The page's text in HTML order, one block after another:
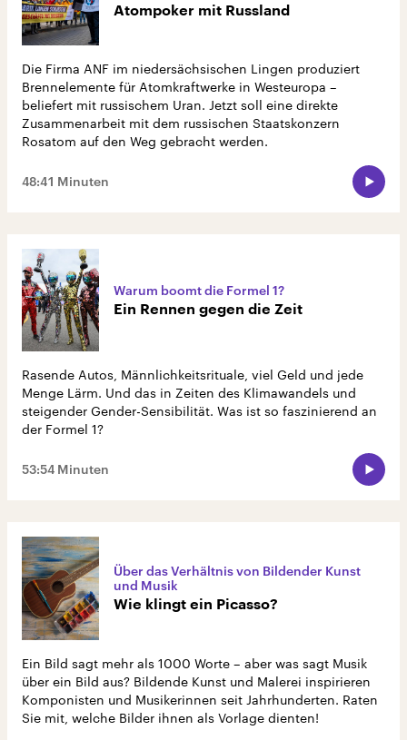
Atompoker mit Russland
Die Firma ANF im niedersächsischen Lingen produziert
Brennelemente für Atomkraftwerke in Westeuropa –
beliefert mit russischem Uran. Jetzt soll eine direkte
Zusammenarbeit mit dem russischen Staatskonzern
Rosatom auf den Weg gebracht werden.
48:41 Minuten
Warum boomt die Formel 1?
Ein Rennen gegen die Zeit
Rasende Autos, Männlichkeitsrituale, viel Geld und jede
Menge Lärm. Und das in Zeiten des Klimawandels und
steigender Gender-Sensibilität. Was ist so faszinierend an
der Formel 1?
53:54 Minuten
Über das Verhältnis von Bildender Kunst
und Musik
Wie klingt ein Picasso?
Ein Bild sagt mehr als 1000 Worte – aber was sagt Musik
über ein Bild aus? Bildende Kunst und Malerei inspirieren
Komponisten und Musikerinnen seit Jahrhunderten. Raten
Sie mit, welche Bilder ihnen als Vorlage dienten!